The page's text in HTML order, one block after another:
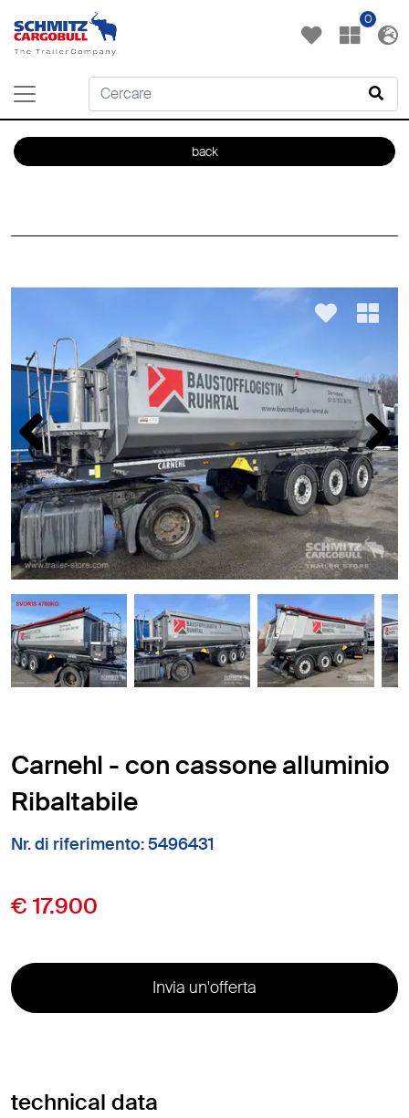
0
back
Carnehl - con cassone alluminio
Ribaltabile
Nr. di riferimento: 5496431
€ 17.900
Invia un'offerta
technical data